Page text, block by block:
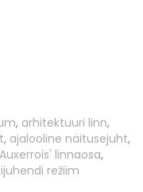
, arhitektuuri linn,
, ajalooline näitusejuht,
linnaosa,
režiim